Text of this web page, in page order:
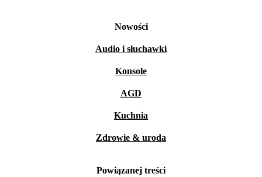
Nowości
Audio i słuchawki
Konsole
AGD
Kuchnia
Zdrowie & uroda
Powiązanej treści